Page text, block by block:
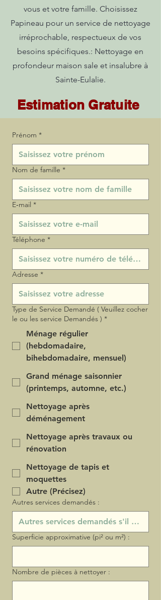
vous et votre famille. Choisissez
Papineau pour un service de nettoyage
irréprochable, respectueux de vos
besoins spécifiques.: Nettoyage en
profondeur maison sale et insalubre à
Sainte-Eulalie.
Estimation Gratuite
Prénom *
Nom de famille *
E‑mail *
Téléphone *
Adresse *
Type de Service Demandé ( Veuillez cocher
le ou les service Demandés ) *
Ménage régulier
(hebdomadaire,
bihebdomadaire, mensuel)
Grand ménage saisonnier
(printemps, automne, etc.)
Nettoyage après
déménagement
Nettoyage après travaux ou
rénovation
Nettoyage de tapis et
moquettes
Autre (Précisez)
Autres services demandés :
Superficie approximative (pi² ou m²) :
Nombre de pièces à nettoyer :